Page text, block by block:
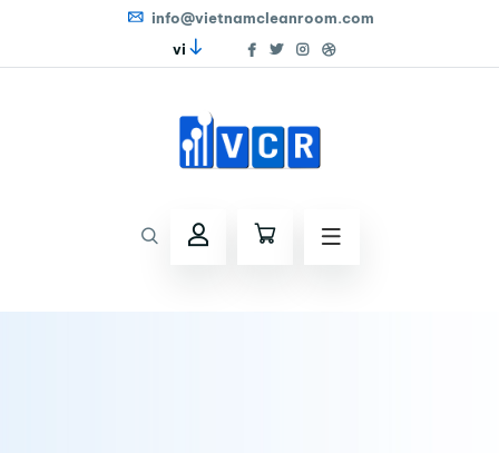
info@vietnamcleanroom.com
vi